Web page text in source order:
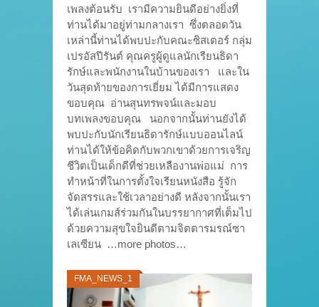
เพลงต้อนรับ เรามีความยินดีอย่างยิ่งที่
ท่านได้มาอยู่ท่ามกลางเรา ซึ่งตลอดวัน
เหล่านี้ท่านได้พบปะกับคณะซิสเตอร์ กลุ่ม
เปรอัสปีรันต์ คุณครูผู้ดูแลนักเรียนธิดา
รักษ์และพนักงานในบ้านของเรา และใน
วันสุดท้ายของการเยี่ยม ได้มีการแสดง
ขอบคุณ อ่านสุนทรพจน์และมอบ
บทเพลงขอบคุณ นอกจากนั้นท่านยังได้
พบปะกับนักเรียนธิดารักษ์แบบออนไลน์
ท่านได้ให้ข้อคิดกับพวกเขาด้วยการเจริญ
ชีวิตเป็นเด็กดีที่ช่วยเหลืองานพ่อแม่ การ
ทำหน้าที่ในการตั้งใจเรียนหนังสือ รู้จัก
จัดสรรและใช้เวลาอย่างดี หลังจากนั้นเรา
ได้เล่นเกมส์ร่วมกันในบรรยากาศที่เต็มไป
ด้วยความสุขใจยินดีตามจิตตารมรณ์ซา
เลเซียน …more photos…
FMA_NEWS_1